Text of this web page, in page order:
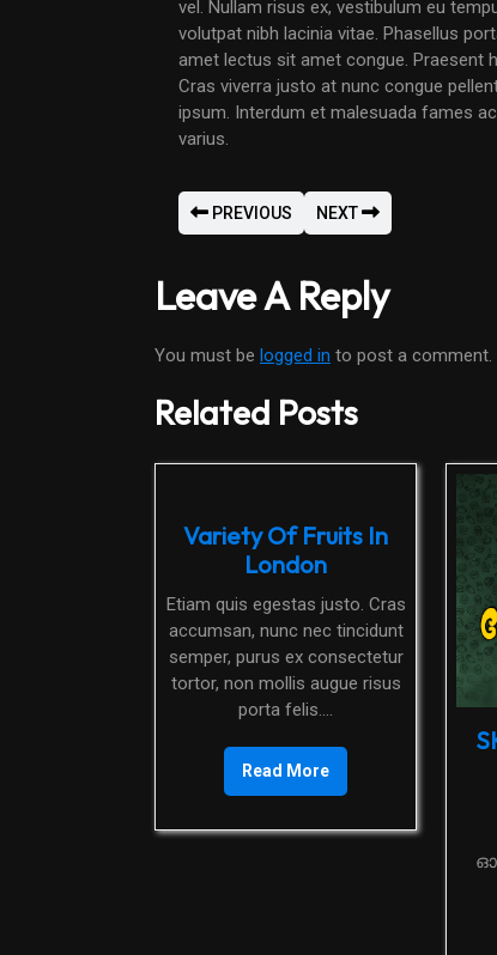
vel. Nullam risus ex, vestibulum eu
volutpat nibh lacinia vitae. Phasellus
amet lectus sit amet congue. Praesent
Cras viverra justo at nunc congue
ipsum. Interdum et malesuada fames
varius.
PREVIOUS NEXT
Leave A Reply
You must be logged in to post a comment.
Related Posts
Variety Of Fruits In
London
Etiam quis egestas justo. Cras
accumsan, nunc nec tincidunt
semper, purus ex consectetur
tortor, non mollis augue risus
porta felis....
Read More